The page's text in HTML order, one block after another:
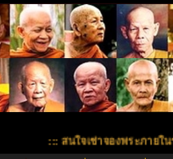
::: สนใจเช่าจองพระภายในร้าน เพี